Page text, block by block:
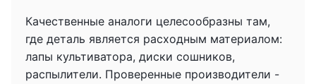
Качественные аналоги целесообразны там,
где деталь является расходным материалом:
лапы культиватора, диски сошников,
распылители. Проверенные производители -